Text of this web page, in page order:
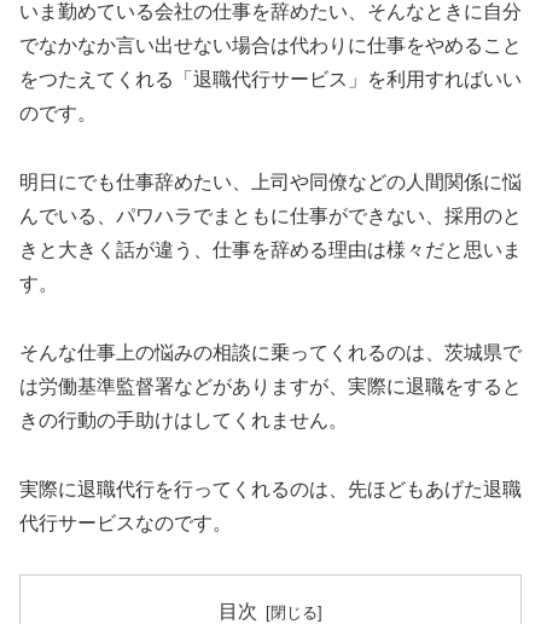
いま勤めている会社の仕事を辞めたい、そんなときに自分
でなかなか言い出せない場合は代わりに仕事をやめること
をつたえてくれる「退職代行サービス」を利用すればいい
のです。
明日にでも仕事辞めたい、上司や同僚などの人間関係に悩
んでいる、パワハラでまともに仕事ができない、採用のと
きと大きく話が違う、仕事を辞める理由は様々だと思いま
す。
そんな仕事上の悩みの相談に乗ってくれるのは、茨城県で
は労働基準監督署などがありますが、実際に退職をすると
きの行動の手助けはしてくれません。
実際に退職代行を行ってくれるのは、先ほどもあげた退職
代行サービスなのです。
目次